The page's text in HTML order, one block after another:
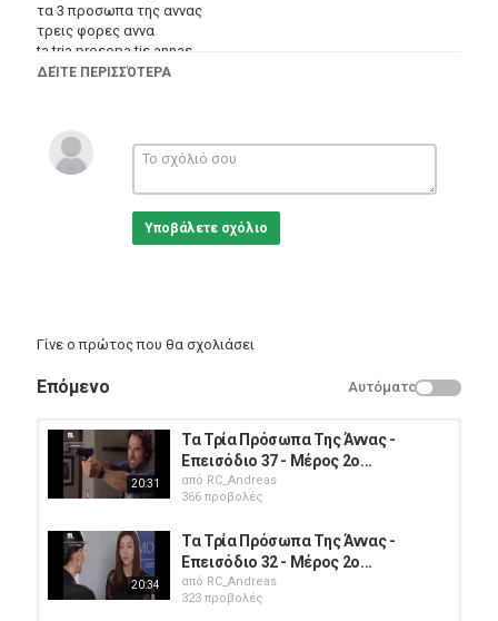
τα 3 προσωπα της αννας
τρεις φορες αννα
ta tria prosopa tis annas
ta 3 prosopo tis annas epeisodia
τηλενουβελες
μεξικανικη σειρα
μεξικανικες σειρες
#ΤαΤρίαΠρόσωπαΤηςΆννας #Επεισόδιο5
ΔΕΊΤΕ ΠΕΡΙΣΣΌΤΕΡΑ
Υποβάλετε σχόλιο
Γίνε ο πρώτος που θα σχολιάσει
Επόμενο Αυτόματο
20:31
Τα Τρία Πρόσωπα Της Άννας -
Επεισόδιο 37 - Μέρος 2ο...
από RC_Andreas
366 προβολές
20:34
Τα Τρία Πρόσωπα Της Άννας -
Επεισόδιο 32 - Μέρος 2ο...
από RC_Andreas
323 προβολές